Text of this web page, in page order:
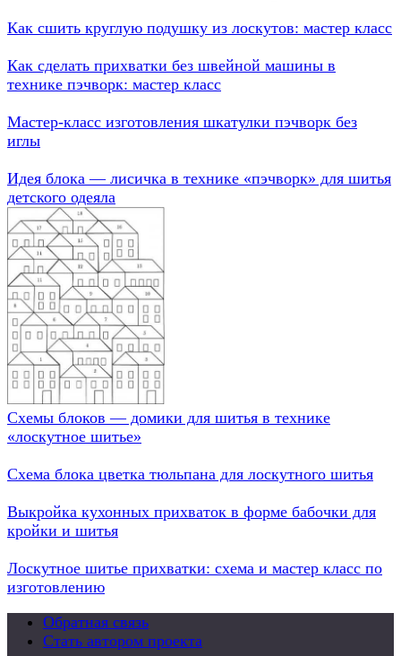
Как сшить круглую подушку из лоскутов: мастер класс
Как сделать прихватки без швейной машины в
технике пэчворк: мастер класс
Мастер-класс изготовления шкатулки пэчворк без
иглы
Идея блока — лисичка в технике «пэчворк» для шитья
детского одеяла
Схемы блоков — домики для шитья в технике
«лоскутное шитье»
Схема блока цветка тюльпана для лоскутного шитья
Выкройка кухонных прихваток в форме бабочки для
кройки и шитья
Лоскутное шитье прихватки: схема и мастер класс по
изготовлению
Обратная связь
Стать автором проекта